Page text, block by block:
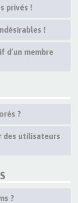
privés !
!
d’un membre
?
des utilisateurs
?